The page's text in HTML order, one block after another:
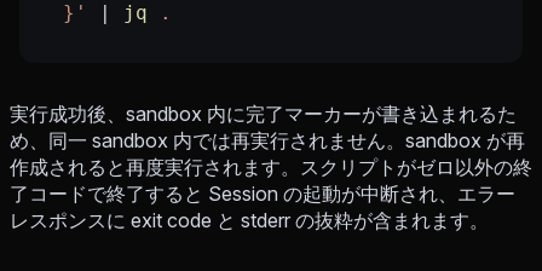
  }'
jq .
実行成功後、sandbox 内に完了マーカーが書き込まれるた
め、同一 sandbox 内では再実行されません。sandbox が再
作成されると再度実行されます。スクリプトがゼロ以外の終
了コードで終了すると Session の起動が中断され、エラー
レスポンスに exit code と stderr の抜粋が含まれます。